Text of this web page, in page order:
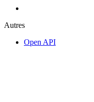
Autres
Open API